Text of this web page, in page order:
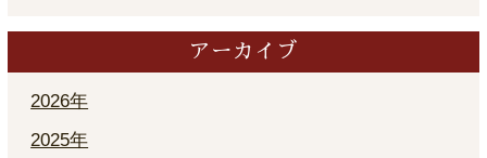
アーカイブ
2026年
2025年